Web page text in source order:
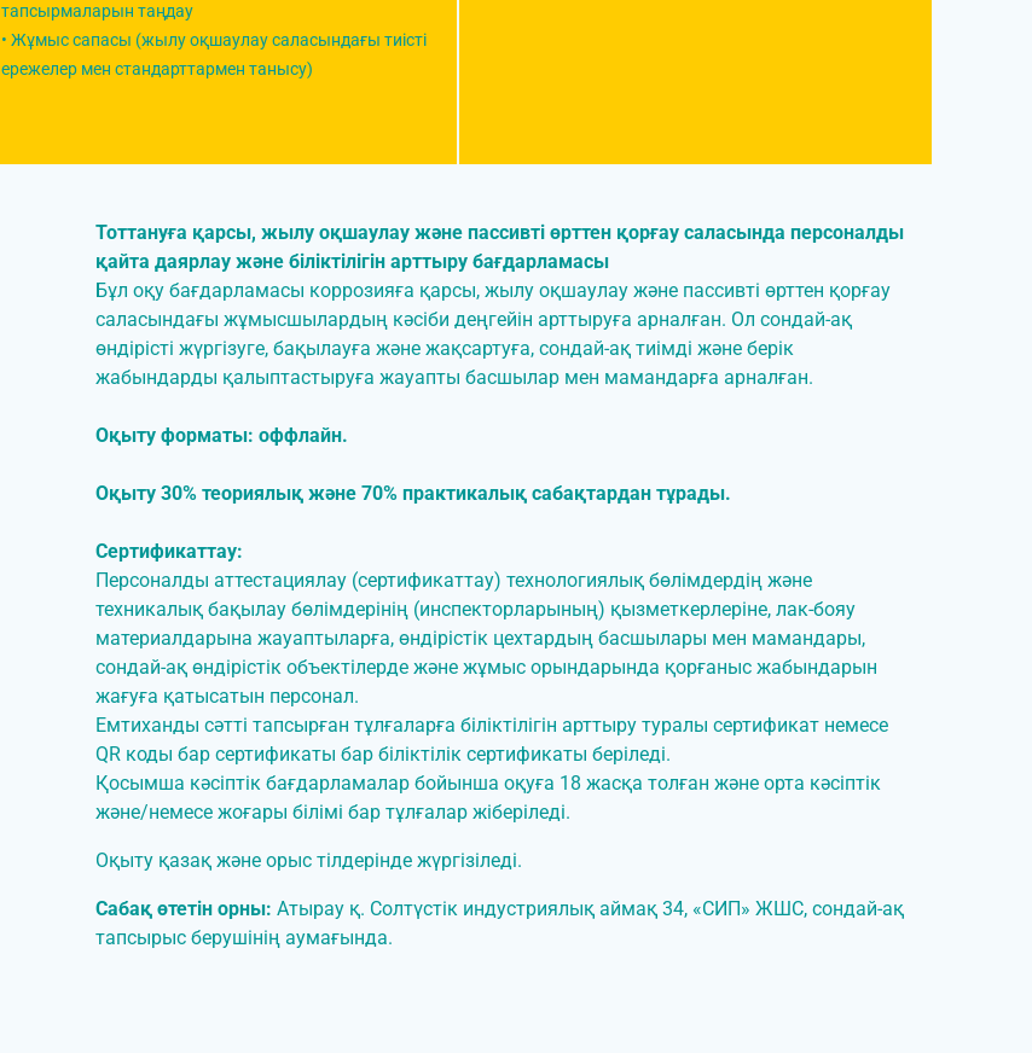
тапсырмаларын таңдау
• Жұмыс сапасы (жылу оқшаулау саласындағы тиісті
ережелер мен стандарттармен танысу)
Тоттануға қарсы, жылу оқшаулау және пассивті өрттен қорғау саласында персоналды
қайта даярлау және біліктілігін арттыру бағдарламасы
Бұл оқу бағдарламасы коррозияға қарсы, жылу оқшаулау және пассивті өрттен қорғау
саласындағы жұмысшылардың кәсіби деңгейін арттыруға арналған. Ол сондай-ақ
өндірісті жүргізуге, бақылауға және жақсартуға, сондай-ақ тиімді және берік
жабындарды қалыптастыруға жауапты басшылар мен мамандарға арналған.
Оқыту форматы: оффлайн.
Оқыту 30% теориялық және 70% практикалық сабақтардан тұрады.
Сертификаттау:
Персоналды аттестациялау (сертификаттау) технологиялық бөлімдердің және
техникалық бақылау бөлімдерінің (инспекторларының) қызметкерлеріне, лак-бояу
материалдарына жауаптыларға, өндірістік цехтардың басшылары мен мамандары,
сондай-ақ өндірістік объектілерде және жұмыс орындарында қорғаныс жабындарын
жағуға қатысатын персонал.
Емтиханды сәтті тапсырған тұлғаларға біліктілігін арттыру туралы сертификат немесе
QR коды бар сертификаты бар біліктілік сертификаты беріледі.
Қосымша кәсіптік бағдарламалар бойынша оқуға 18 жасқа толған және орта кәсіптік
және/немесе жоғары білімі бар тұлғалар жіберіледі.
Оқыту қазақ және орыс тілдерінде жүргізіледі.
Сабақ өтетін орны: Атырау қ. Солтүстік индустриялық аймақ 34, «СИП» ЖШС, сондай-ақ
тапсырыс берушінің аумағында.